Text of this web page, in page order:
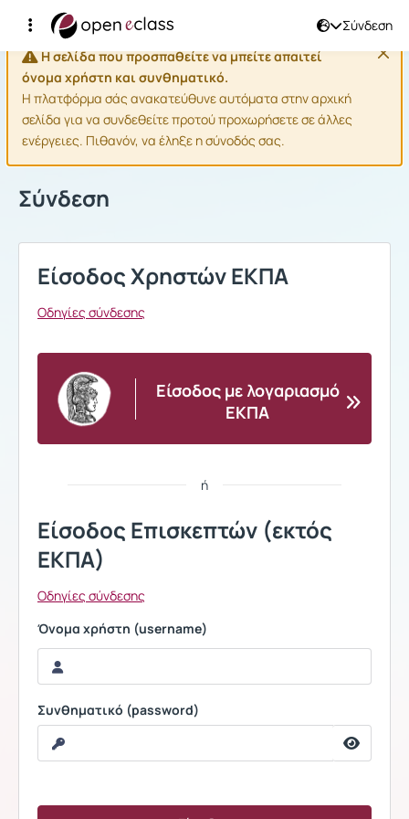
Σύνδεση
Η σελίδα που προσπαθείτε να μπείτε απαιτεί
όνομα χρήστη και συνθηματικό.
Η πλατφόρμα σάς ανακατεύθυνε αυτόματα στην αρχική
σελίδα για να συνδεθείτε προτού προχωρήσετε σε άλλες
ενέργειες. Πιθανόν, να έληξε η σύνοδός σας.
Σύνδεση
Είσοδος Χρηστών ΕΚΠΑ
Οδηγίες σύνδεσης
Είσοδος με λογαριασμό
ΕΚΠΑ
ή
Είσοδος Επισκεπτών (εκτός
ΕΚΠΑ)
Οδηγίες σύνδεσης
Όνομα χρήστη (username)
Συνθηματικό (password)